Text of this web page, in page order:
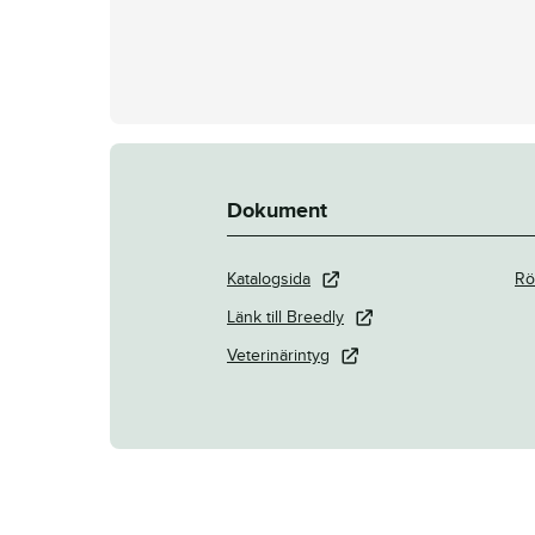
Dokument
Katalogsida
Länk till Breedly
Veterinärintyg